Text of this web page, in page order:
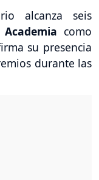
alcanza seis
Academia como
su presencia
durante las